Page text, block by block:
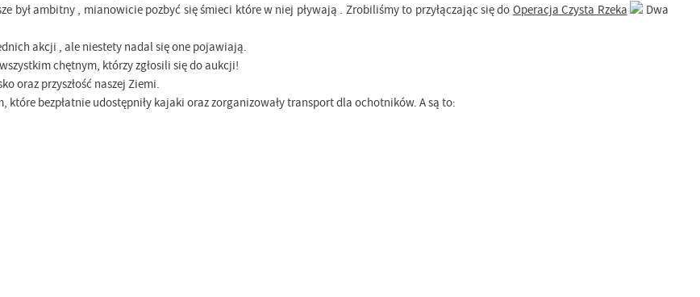
był ambitny , mianowicie pozbyć się śmieci które w niej pływają . Zrobiliśmy to przyłączając się do Operacja Czysta Rzeka
Dwa
akcji , ale niestety nadal się one pojawiają.
chętnym, którzy zgłosili się do aukcji!
oraz przyszłość naszej Ziemi.
bezpłatnie udostępniły kajaki oraz zorganizowały transport dla ochotników. A są to: